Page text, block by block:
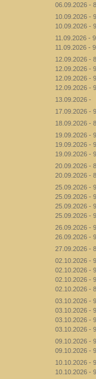
06.09.2026 -
10.09.2026 -
10.09.2026 -
11.09.2026 -
11.09.2026 -
12.09.2026 -
12.09.2026 -
12.09.2026 -
12.09.2026 -
13.09.2026 -
17.09.2026 -
18.09.2026 -
19.09.2026 -
19.09.2026 -
19.09.2026 -
20.09.2026 -
20.09.2026 -
25.09.2026 -
25.09.2026 -
25.09.2026 -
25.09.2026 -
26.09.2026 -
26.09.2026 -
27.09.2026 -
02.10.2026 -
02.10.2026 -
02.10.2026 -
02.10.2026 -
03.10.2026 -
03.10.2026 -
03.10.2026 -
03.10.2026 -
09.10.2026 -
09.10.2026 -
10.10.2026 -
10.10.2026 -